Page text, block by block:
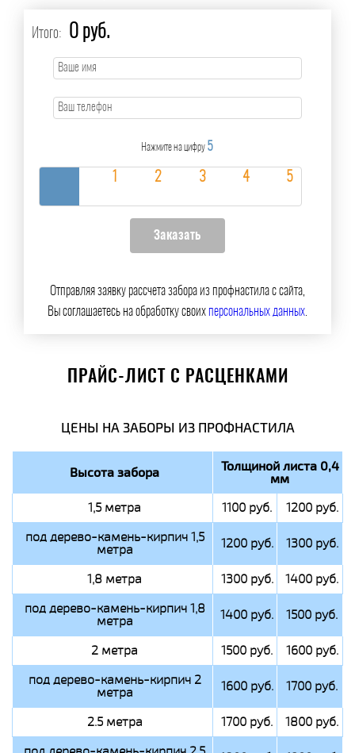
Итого: 0 руб.
Нажмите на цифру 5
Отправляя заявку рассчета забора из профнастила с сайта,
Вы соглашаетесь на обработку своихперсональных данных.
ПРАЙС-ЛИСТ С РАСЦЕНКАМИ
ЦЕНЫ НА ЗАБОРЫ ИЗ ПРОФНАСТИЛА
Высота забора Толщиной листа 0,4
мм
1,5 метра 1100 руб.
1200 руб.
под дерево-камень-кирпич 1,5
метра 1200 руб. 1300 руб.
1,8 метра 1300 руб.
1400 руб.
под дерево-камень-кирпич 1,8
метра 1400 руб. 1500 руб.
2 метра 1500 руб.
1600 руб.
под дерево-камень-кирпич 2
метра 1600 руб. 1700 руб.
2.5 метра 1700 руб.
1800 руб.